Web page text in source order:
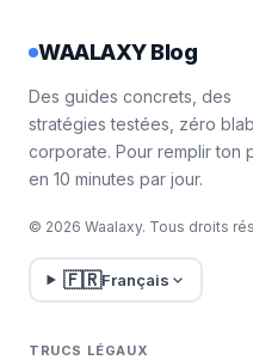
WAALAXY Blog
Des guides concrets, des
stratégies testées, zéro
corporate. Pour remplir ton
en 10 minutes par jour.
© 2026 Waalaxy. Tous droits
🇫🇷Français
TRUCS LÉGAUX